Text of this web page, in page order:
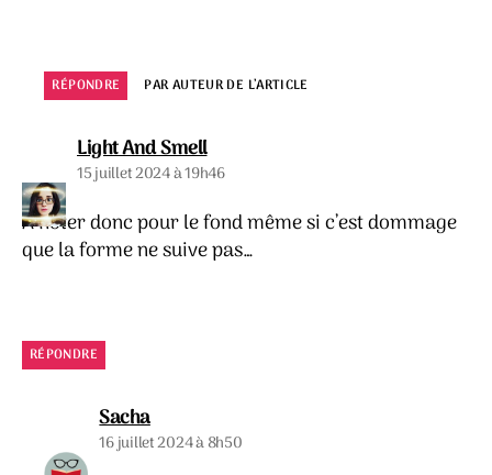
RÉPONDRE PAR AUTEUR DE L’ARTICLE
Light And Smelldit :
15 juillet 2024 à 19h46
À noter donc pour le fond même si c’est dommage
que la forme ne suive pas…
RÉPONDRE
Sachadit :
16 juillet 2024 à 8h50